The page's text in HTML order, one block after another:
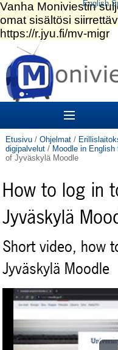
Siirry
sisältöön.
|
Siirry
navigointiin
Sections
Etusivu / Ohjelmat /
digipalvelut / Moodle in English
of Jyväskylä Moodle
How to log in
Jyväskylä
Short video, how
Jyväskylä Moodle
English